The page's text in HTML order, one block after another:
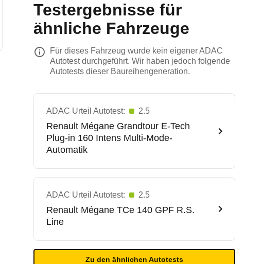
Testergebnisse für
ähnliche Fahrzeuge
Für dieses Fahrzeug wurde kein eigener ADAC
Autotest durchgeführt. Wir haben jedoch folgende
Autotests dieser Baureihengeneration.
ADAC Urteil Autotest: 2.5
Renault Mégane Grandtour E-Tech
Plug-in 160 Intens Multi-Mode-
Automatik
ADAC Urteil Autotest: 2.5
Renault Mégane TCe 140 GPF R.S.
Line
Zu den ähnlichen Autotests